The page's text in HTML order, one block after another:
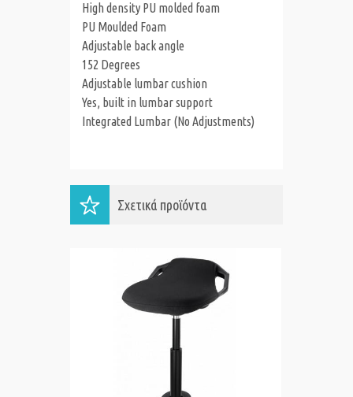
High density PU molded foam
PU Moulded Foam
Adjustable back angle
152 Degrees
Adjustable lumbar cushion
Yes, built in lumbar support
Integrated Lumbar (No Adjustments)
Σχετικά προϊόντα